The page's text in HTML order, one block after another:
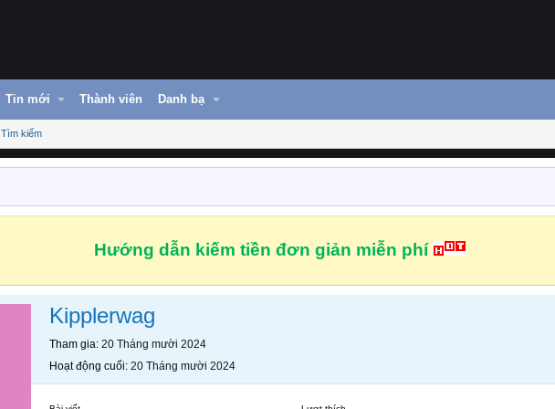
Tin mới Thành viên Danh bạ
Tìm kiếm
Hướng dẫn kiếm tiền đơn giản miễn phí
Kipplerwag
Tham gia 20 Tháng mười 2024
Hoạt động cuối 20 Tháng mười 2024